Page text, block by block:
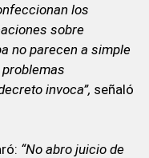
los
sobre
no parecen a simple
invoca”, señaló
“No abro juicio de